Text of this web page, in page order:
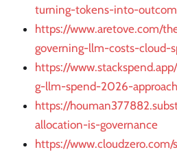
turning-tokens-into-
https://www.aretove.com/
governing-llm-costs-cloud-
https://
g-llm-spend-2026-
https://
allocation-is-governance
https://